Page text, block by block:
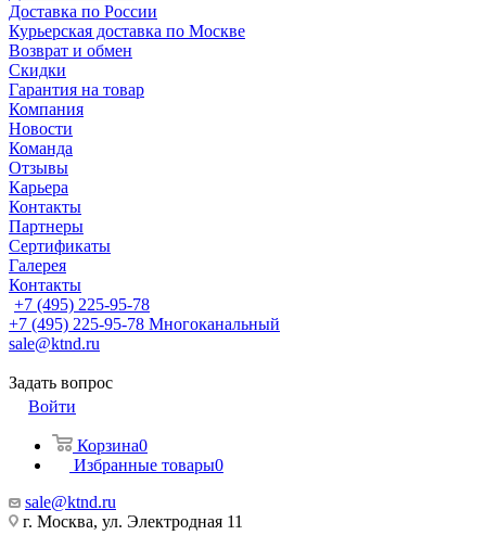
Доставка по России
Курьерская доставка по Москве
Возврат и обмен
Скидки
Гарантия на товар
Компания
Новости
Команда
Отзывы
Карьера
Контакты
Партнеры
Сертификаты
Галерея
Контакты
+7 (495) 225-95-78
+7 (495) 225-95-78 Многоканальный
sale@ktnd.ru
Задать вопрос
Войти
Корзина0
Избранные товары0
sale@ktnd.ru
г. Москва, ул. Электродная 11